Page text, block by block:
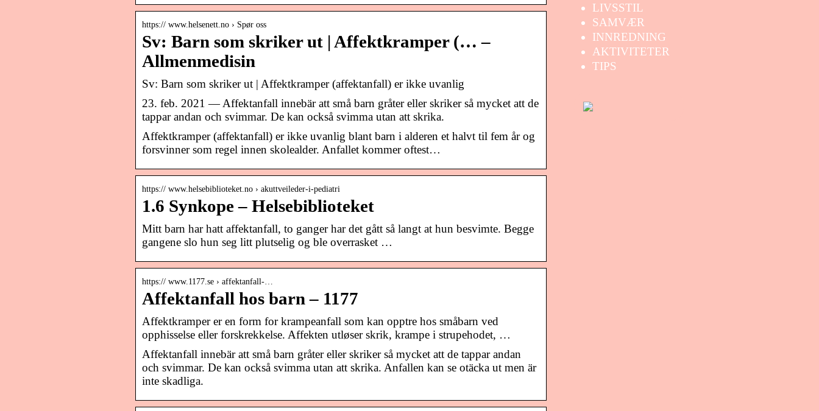
https:// www.helsenett.no › Spør oss
Sv: Barn som skriker ut | Affektkramper (… –
Allmenmedisin
Sv: Barn som skriker ut | Affektkramper (affektanfall) er ikke uvanlig
23. feb. 2021 — Affektanfall innebär att små barn gråter eller skriker så mycket att de
tappar andan och svimmar. De kan också svimma utan att skrika.
Affektkramper (affektanfall) er ikke uvanlig blant barn i alderen et halvt til fem år og
forsvinner som regel innen skolealder. Anfallet kommer oftest…
https:// www.helsebiblioteket.no › akuttveileder-i-pediatri
1.6 Synkope – Helsebiblioteket
Mitt barn har hatt affektanfall, to ganger har det gått så langt at hun besvimte. Begge
gangene slo hun seg litt plutselig og ble overrasket …
https:// www.1177.se › affektanfall-…
Affektanfall hos barn – 1177
Affektkramper er en form for krampeanfall som kan opptre hos småbarn ved
opphisselse eller forskrekkelse. Affekten utløser skrik, krampe i strupehodet, …
Affektanfall innebär att små barn gråter eller skriker så mycket att de tappar andan
och svimmar. De kan också svimma utan att skrika. Anfallen kan se otäcka ut men är
inte skadliga.
LIVSSTIL
SAMVÆR
INNREDNING
AKTIVITETER
TIPS